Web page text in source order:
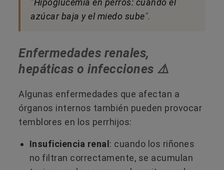
"Hipoglucemia en perros: cuando el
azúcar baja y el miedo sube".
Enfermedades renales,
hepáticas o infecciones ⚠️
Algunas enfermedades que afectan a
órganos internos también pueden provocar
temblores en los perrhijos:
Insuficiencia renal : cuando los riñones
no filtran correctamente, se acumulan